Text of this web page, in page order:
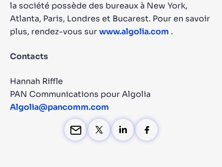
la société possède des bureaux à New York,
Atlanta, Paris, Londres et Bucarest. Pour en savoir
plus, rendez-vous surwww.algolia.com .
Contacts
Hannah Riffle
PAN Communications pour Algolia
Algolia@pancomm.com